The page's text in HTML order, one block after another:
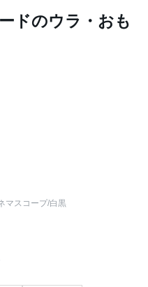
ドのウラ・おも
マスコープ/白黒